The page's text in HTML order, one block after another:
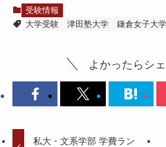
受験情報
大学受験
津田塾大学 鎌倉女子大学
よかったらシ
私大・文系学部 学費ラン